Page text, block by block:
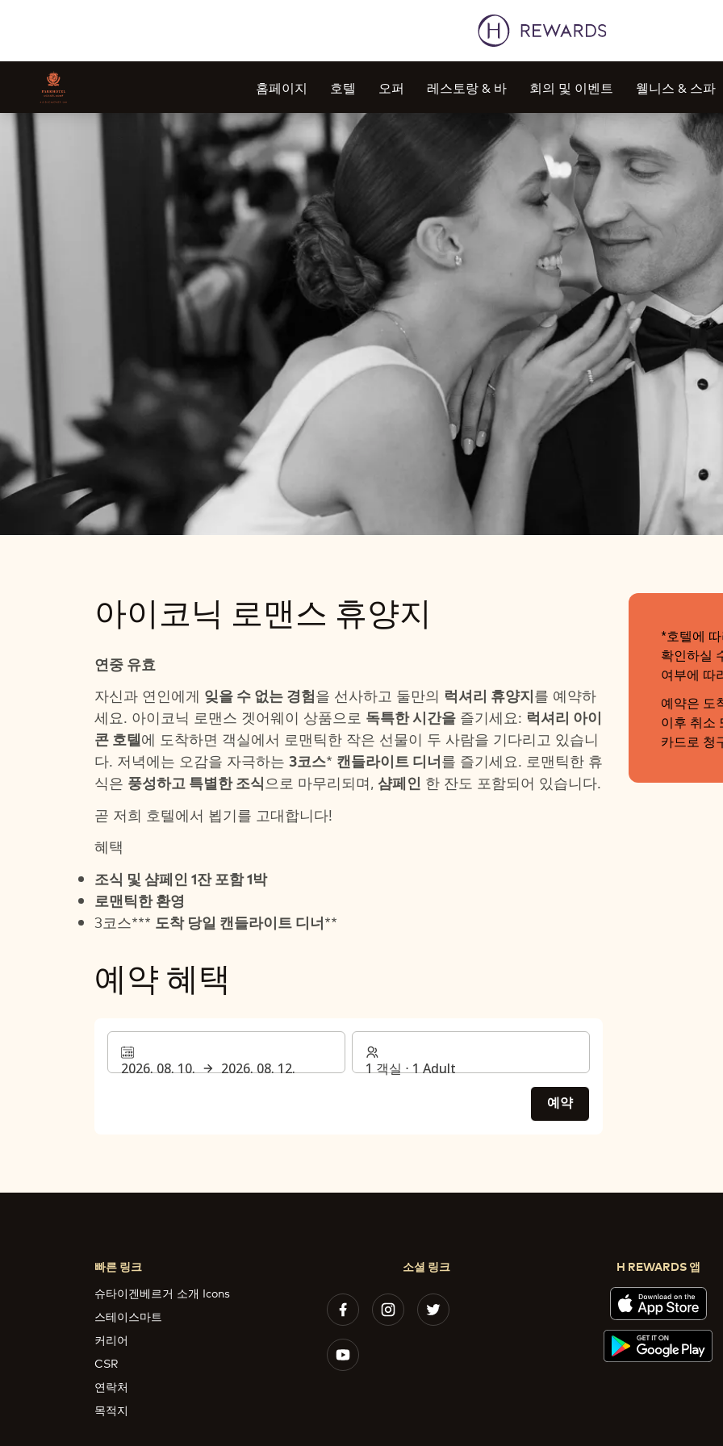
홈페이지 호텔 오퍼 레스토랑 & 바 회의 및 이벤트 웰니스 & 스파
슬라이드 1 의 1
조식 포함 숙박
아이코닉 로맨스 휴양지
연중 유효
자신과 연인에게 잊을 수 없는 경험을 선사하고 둘만의 럭셔리 휴양지를 예약하
세요. 아이코닉 로맨스 겟어웨이 상품으로 독특한 시간을 즐기세요: 럭셔리 아이
콘 호텔에 도착하면 객실에서 로맨틱한 작은 선물이 두 사람을 기다리고 있습니
다. 저녁에는 오감을 자극하는 3코스* 캔들라이트 디너를 즐기세요. 로맨틱한 휴
식은 풍성하고 특별한 조식 으로 마무리되며, 샴페인 한 잔도 포함되어 있습니다.
곧 저희 호텔에서 뵙기를 고대합니다!
혜택
조식 및 샴페인 1잔 포함 1박
로맨틱한 환영
3코스*** 도착 당일 캔들라이트 디너**
예약 혜택
2026. 08. 10. 2026. 08. 12.
1 객실 ⋅ 1 Adult
예약
*호텔에
확인하실
여부에 따
예약은 도
이후 취소
카드로 청
빠른 링크
슈타이겐베르거 소개 Icons
스테이스마트
커리어
CSR
연락처
목적지
소셜 링크 H REWARDS 앱